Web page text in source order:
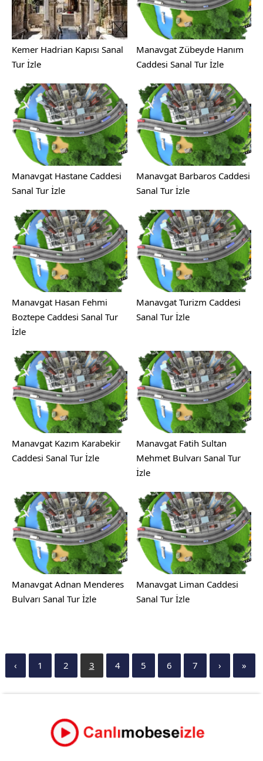
Kemer Hadrian Kapısı Sanal
Tur İzle
Manavgat Zübeyde Hanım
Caddesi Sanal Tur İzle
Manavgat Hastane Caddesi
Sanal Tur İzle
Manavgat Barbaros Caddesi
Sanal Tur İzle
Manavgat Hasan Fehmi
Boztepe Caddesi Sanal Tur
İzle
Manavgat Turizm Caddesi
Sanal Tur İzle
Manavgat Kazım Karabekir
Caddesi Sanal Tur İzle
Manavgat Fatih Sultan
Mehmet Bulvarı Sanal Tur
İzle
Manavgat Adnan Menderes
Bulvarı Sanal Tur İzle
Manavgat Liman Caddesi
Sanal Tur İzle
‹ 1 2 3 4 5 6 7 › »